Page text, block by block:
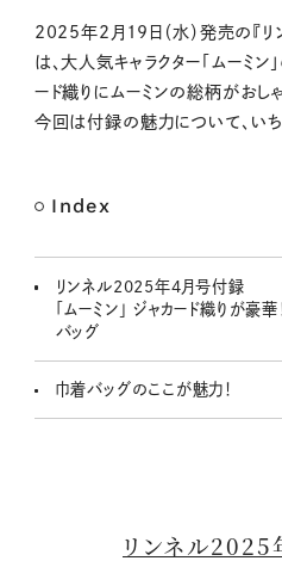
2025年2月19日（水）発売の『
は、大人気キャラクター「ムーミ
ード織りにムーミンの総柄がおし
今回は付録の魅力について、いち
Index
リンネル2025年4月号付録
「ムーミン」 ジャカード織りが豪
バッグ
巾着バッグのここが魅力！
リンネル